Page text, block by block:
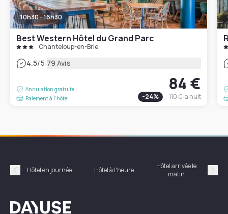
10h30 - 16h30
Best Western Hôtel du Grand Parc
Chanteloup-en-Brie
4.5/5|79 Avis
Annulation gratuite
Paiement à l'hôtel
84 €
-24% 110 €la nuit
Précédent
Hôtel en journée Hôtel à l'heure
Hôtel arrivée le
matin
Dayuse